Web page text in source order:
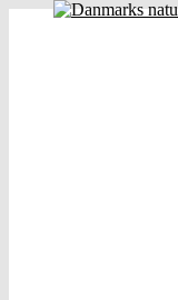
Danmarks naturguide